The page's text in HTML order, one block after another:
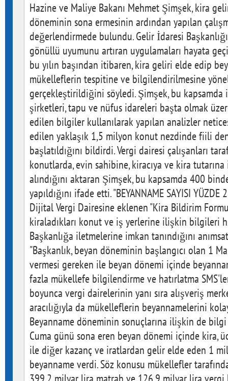
Hazine ve Maliye Bakanı Mehmet Şimşek, kira
döneminin sona ermesinin ardından yapılan
değerlendirmede bulundu. Gelir İdaresi
gönüllü uyumunu artıran uygulamaları hayata
bu yılın başından itibaren, kira geliri elde edip
mükelleflerin tespitine ve bilgilendirilmesine
gerçekleştirildiğini söyledi. Şimşek, bu kapsamda
şirketleri, tapu ve nüfus idareleri başta olmak
edilen bilgiler kullanılarak yapılan analizler
edilen yaklaşık 1,5 milyon konut nezdinde fiili
başlatıldığını bildirdi. Vergi dairesi çalışanları
konutlarda, evin sahibine, kiracıya ve kira
alındığını aktaran Şimşek, bu kapsamda 400
yapıldığını ifade etti. "BEYANNAME SAYISI YÜZDE
Dijital Vergi Dairesine eklenen "Kira Bildirim
kiraladıkları konut ve iş yerlerine ilişkin bilgileri
Başkanlığa iletmelerine imkan tanındığını
"Başkanlık, beyan döneminin başlangıcı olan 1
vermesi gereken ile beyan dönemi içinde
fazla mükellefe bilgilendirme ve hatırlatma
boyunca vergi dairelerinin yanı sıra alışveriş
aracılığıyla da mükelleflerin beyannamelerini
Beyanname döneminin sonuçlarına ilişkin de
Cuma günü sona eren beyan dönemi içinde kira,
ile diğer kazanç ve iratlardan gelir elde eden 1
beyanname verdi. Söz konusu mükellefler